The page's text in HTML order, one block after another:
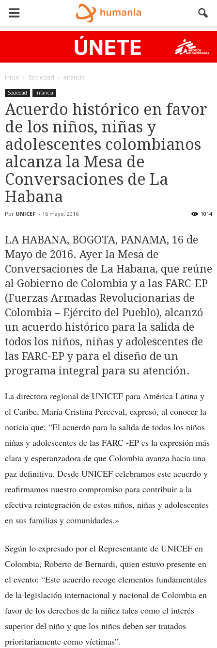
Inicio Sociedad Infancia
Sociedad Infancia
Acuerdo histórico en favor
de los niños, niñas y
adolescentes colombianos
alcanza la Mesa de
Conversaciones de La
Habana
Por UNICEF - 16 mayo, 2016 1014
LA HABANA, BOGOTA, PANAMA, 16 de
Mayo de 2016. Ayer la Mesa de
Conversaciones de La Habana, que reúne
al Gobierno de Colombia y a las FARC-EP
(Fuerzas Armadas Revolucionarias de
Colombia – Ejército del Pueblo), alcanzó
un acuerdo histórico para la salida de
todos los niños, niñas y adolescentes de
las FARC-EP y para el diseño de un
programa integral para su atención.
La directora regional de UNICEF para América Latina y
el Caribe, María Cristina Perceval, expresó, al conocer la
noticia que: “El acuerdo para la salida de todos los niños
niñas y adolescentes de las FARC -EP es la expresión más
clara y esperanzadora de que Colombia avanza hacia una
paz definitiva. Desde UNICEF celebramos este acuerdo y
reafirmamos nuestro compromiso para contribuir a la
efectiva reintegración de estos niños, niñas y adolescentes
en sus familias y comunidades.»
Según lo expresado por el Representante de UNICEF en
Colombia, Roberto de Bernardi, quien estuvo presente en
el evento: “Este acuerdo recoge elementos fundamentales
de la legislación internacional y nacional de Colombia en
favor de los derechos de la niñez tales como el interés
superior del niño y que los niños deben ser tratados
prioritariamente como víctimas”.